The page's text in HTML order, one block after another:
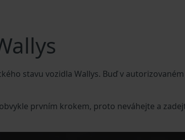
stavu vozidla Wallys. Buď v
prvním krokem, proto neváhejte a